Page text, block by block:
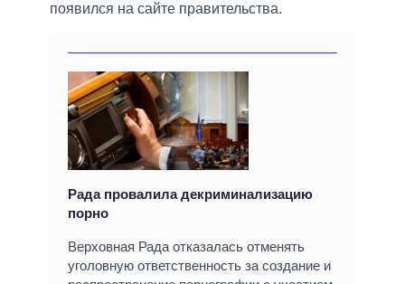
появился на сайте правительства.
Рада провалила декриминализацию
порно
Верховная Рада отказалась отменять
уголовную ответственность за создание и